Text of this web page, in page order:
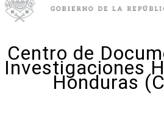
Centro de
Investigaciones
Honduras